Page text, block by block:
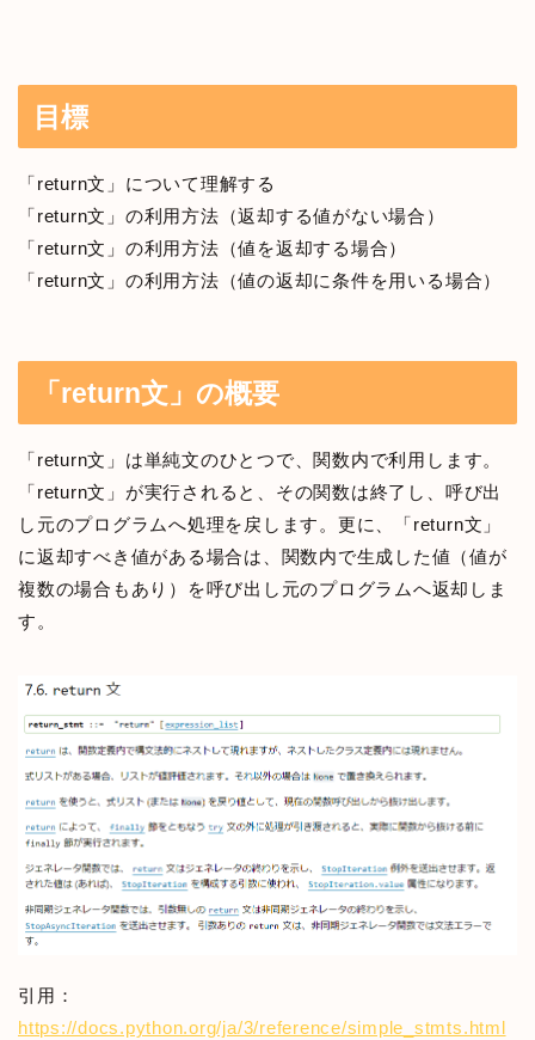
目標
「return文」について理解する
「return文」の利用方法（返却する値がない場合）
「return文」の利用方法（値を返却する場合）
「return文」の利用方法（値の返却に条件を用いる場合）
「return文」の概要
「return文」は単純文のひとつで、関数内で利用します。
「return文」が実行されると、その関数は終了し、呼び出
し元のプログラムへ処理を戻します。更に、「return文」
に返却すべき値がある場合は、関数内で生成した値（値が
複数の場合もあり）を呼び出し元のプログラムへ返却しま
す。
引用：
https://docs.python.org/ja/3/reference/simple_stmts.html